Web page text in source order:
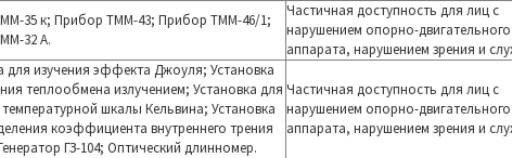
35 к; Прибор ТММ-43; Прибор ТММ-46/1;
32 А.
Частичная доступность для лиц с
нарушением опорно-двигательного
аппарата, нарушением зрения и
для изучения эффекта Джоуля; Установка
теплообмена излучением; Установка для
шкалы Кельвина; Установка
коэффициента внутреннего трения
ГЗ-104; Оптический длинномер.
Частичная доступность для лиц с
нарушением опорно-двигательного
аппарата, нарушением зрения и